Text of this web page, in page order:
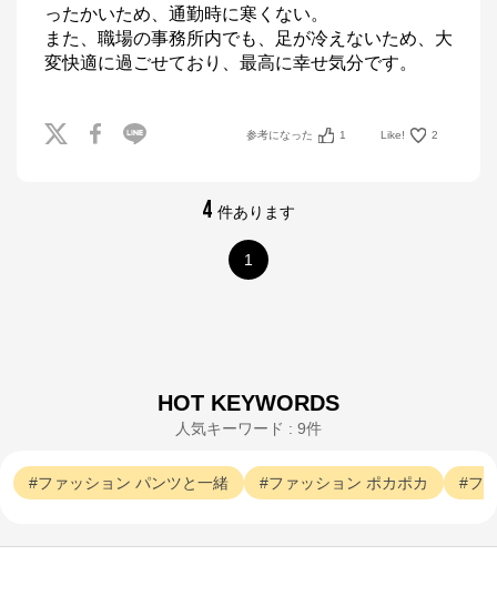
ったかいため、通勤時に寒くない。
また、職場の事務所内でも、足が冷えないため、大
変快適に過ごせており、最高に幸せ気分です。
参考になった 1 Like! 2
4 件あります
1
HOT KEYWORDS
人気キーワード : 9件
ファッション パンツと一緒 ファッション ポカポカ フ